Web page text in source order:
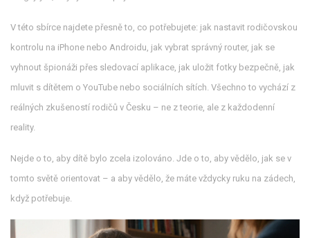
V této sbírce najdete přesně to, co potřebujete: jak nastavit rodičovskou
kontrolu na iPhone nebo Androidu, jak vybrat správný router, jak se
vyhnout špionáži přes sledovací aplikace, jak uložit fotky bezpečně, jak
mluvit s dítětem o YouTube nebo sociálních sítích. Všechno to vychází z
reálných zkušeností rodičů v Česku – ne z teorie, ale z každodenní
reality.
Nejde o to, aby dítě bylo zcela izolováno. Jde o to, aby vědělo, jak se v
tomto světě orientovat – a aby vědělo, že máte vždycky ruku na zádech,
když potřebuje.